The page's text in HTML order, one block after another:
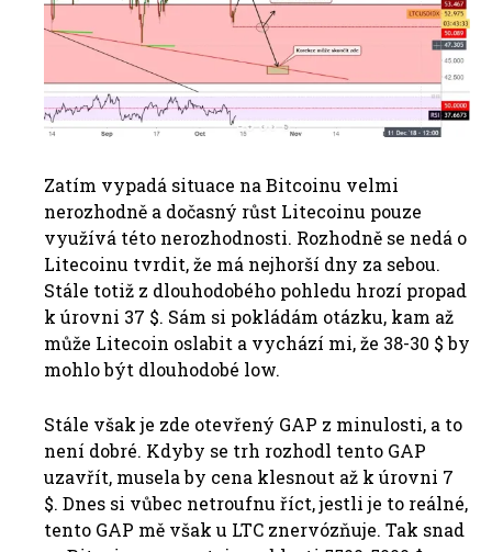
Zatím vypadá situace na Bitcoinu velmi
nerozhodně a dočasný růst Litecoinu pouze
využívá této nerozhodnosti. Rozhodně se nedá o
Litecoinu tvrdit, že má nejhorší dny za sebou.
Stále totiž z dlouhodobého pohledu hrozí propad
k úrovni 37 $. Sám si pokládám otázku, kam až
může Litecoin oslabit a vychází mi, že 38-30 $ by
mohlo být dlouhodobé low.
Stále však je zde otevřený GAP z minulosti, a to
není dobré. Kdyby se trh rozhodl tento GAP
uzavřít, musela by cena klesnout až k úrovni 7
$. Dnes si vůbec netroufnu říct, jestli je to reálné,
tento GAP mě však u LTC znervózňuje. Tak snad